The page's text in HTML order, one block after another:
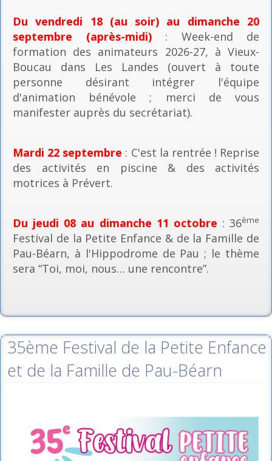
Du vendredi 18 (au soir) au dimanche 20
septembre (après-midi): Week-end de
formation des animateurs 2026-27, à Vieux-
Boucau dans Les Landes (ouvert à toute
personne désirant intégrer l'équipe
d'animation bénévole ; merci de vous
manifester auprès du secrétariat).
Mardi 22 septembre : C'est la rentrée ! Reprise
des activités en piscine & des activités
motrices à Prévert.
Du jeudi 08 au dimanche 11 octobre : 36ème
Festival de la Petite Enfance & de la Famille de
Pau-Béarn, à l'Hippodrome de Pau ; le thème
sera “Toi, moi, nous… une rencontre”.
35ème Festival de la Petite Enfance
et de la Famille de Pau-Béarn